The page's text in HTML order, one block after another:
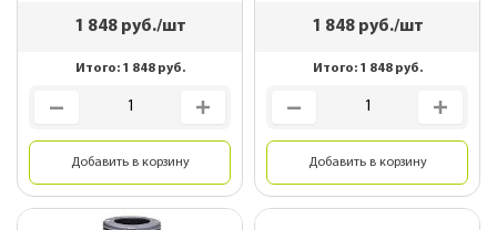
1 848руб./шт
Итого: 1 848руб.
Добавить в корзину
1 848руб./шт
Итого: 1 848руб.
Добавить в корзину